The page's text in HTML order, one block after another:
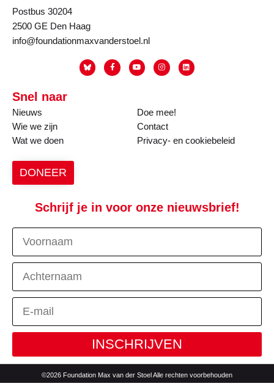
Postbus 30204
2500 GE Den Haag
info@foundationmaxvanderstoel.nl
Snel naar
Nieuws
Wie we zijn
Wat we doen
Doe mee!
Contact
Privacy- en cookiebeleid
DONEER
Schrijf je in voor onze nieuwsbrief!
INSCHRIJVEN
©2026 Foundation Max van der Stoel Alle rechten voorbehouden